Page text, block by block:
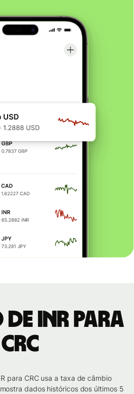
INR para
CRC
para CRC usa a taxa de câmbio
dados históricos dos últimos 5